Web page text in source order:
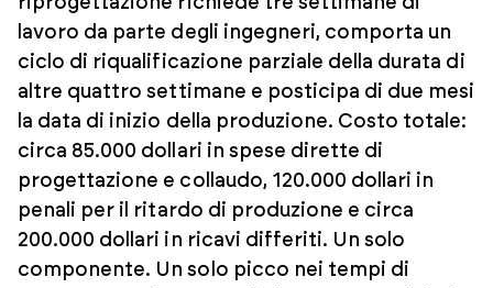
lavoro da parte degli ingegneri, comporta un
ciclo di riqualificazione parziale della durata di
altre quattro settimane e posticipa di due mesi
la data di inizio della produzione. Costo totale:
circa 85.000 dollari in spese dirette di
progettazione e collaudo, 120.000 dollari in
penali per il ritardo di produzione e circa
200.000 dollari in ricavi differiti. Un solo
componente. Un solo picco nei tempi di